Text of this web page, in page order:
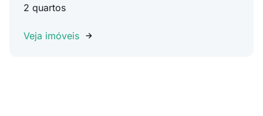
2 quartos
Veja imóveis